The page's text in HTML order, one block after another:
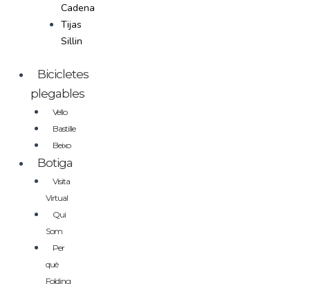
Cadena
Tijas
Sillin
Bicicletes
plegables
Vello
Bastille
Beixo
Botiga
Visita
Virtual
Qui
Som
Per
què
Folding